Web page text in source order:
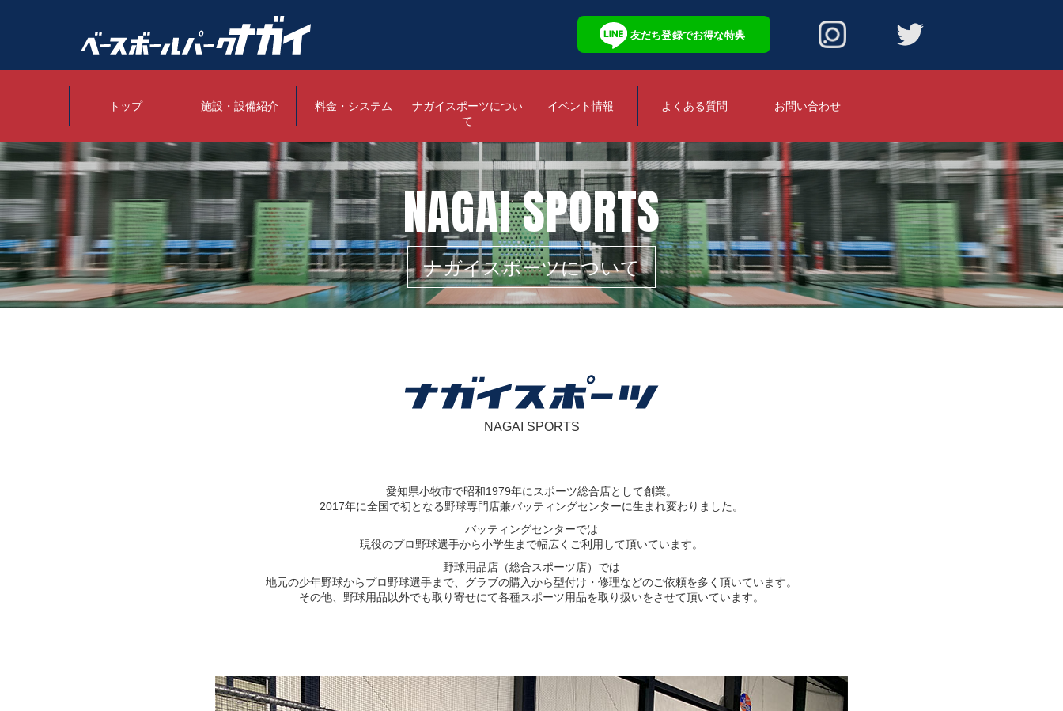
友だち登録でお得な特典
トップ 施設・設備紹介 料金・システム
ナガイスポーツについ
て
イベント情報 よくある質問 お問い合わせ
NAGAI SPORTS
ナガイスポーツについて
NAGAI SPORTS
愛知県小牧市で昭和1979年にスポーツ総合店として創業。
2017年に全国で初となる野球専門店兼バッティングセンターに生まれ変わりました。
バッティングセンターでは
現役のプロ野球選手から小学生まで幅広くご利用して頂いています。
野球用品店（総合スポーツ店）では
地元の少年野球からプロ野球選手まで、グラブの購入から型付け・修理などのご依頼を多く頂いています。
その他、野球用品以外でも取り寄せにて各種スポーツ用品を取り扱いをさせて頂いています。